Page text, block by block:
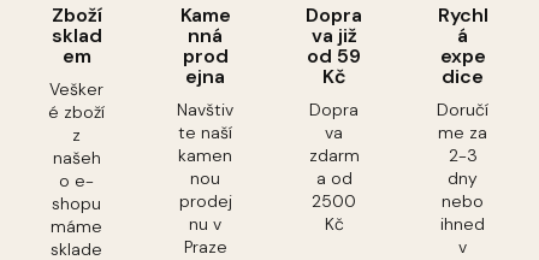
Zboží
sklad
em
Vešker
é zboží
z
našeh
o e-
shopu
máme
sklade
Kame
nná
prod
ejna
Navštiv
te naší
kamen
nou
prodej
nu v
Praze
Dopra
va již
od 59
Kč
Dopra
va
zdarm
a od
2500
Kč
Rychl
á
expe
dice
Doručí
me za
2-3
dny
nebo
ihned
v